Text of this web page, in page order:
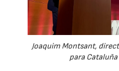
Joaquim Montsant,
para Cataluña